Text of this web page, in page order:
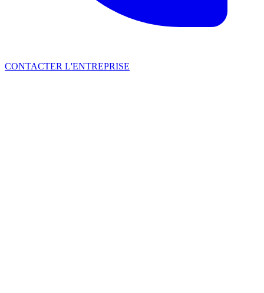
CONTACTER L'ENTREPRISE